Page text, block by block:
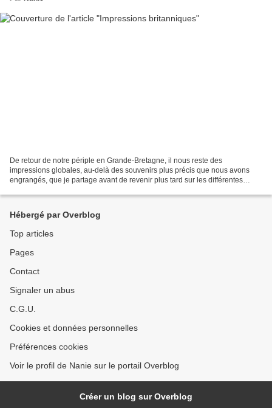
De retour de notre périple en Grande-Bretagne, il nous reste des
impressions globales, au-delà des souvenirs plus précis que nous avons
engrangés, que je partage avant de revenir plus tard sur les différentes
Hébergé par Overblog
Top articles
Pages
Contact
Signaler un abus
C.G.U.
Cookies et données personnelles
Préférences cookies
Voir le profil de Nanie sur le portail Overblog
Créer un blog sur Overblog